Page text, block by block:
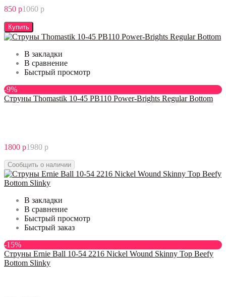
850 р1060 р
Купить
В закладки
В сравнение
Быстрый просмотр
-9%
Струны Thomastik 10-45 PB110 Power-Brights Regular Bottom
1800 р1980 р
Сообщить о наличии
В закладки
В сравнение
Быстрый просмотр
Быстрый заказ
-15%
Струны Ernie Ball 10-54 2216 Nickel Wound Skinny Top Beefy
Bottom Slinky